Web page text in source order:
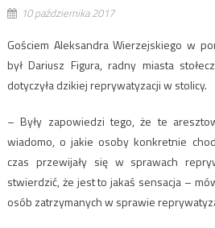
10 października 2017
Gościem Aleksandra Wierzejskiego w
był Dariusz Figura, radny miasta
dotyczyła dzikiej reprywatyzacji w stolicy.
– Były zapowiedzi tego, że te
wiadomo, o jakie osoby konkretnie
czas przewijały się w sprawach
stwierdzić, że jest to jakaś sensacja –
osób zatrzymanych w sprawie